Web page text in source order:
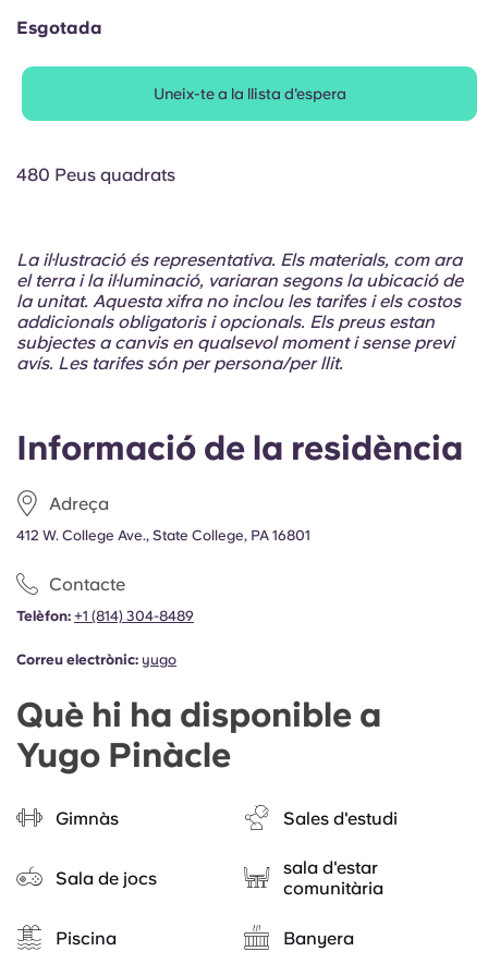
Portuguese
Informació de la residència
Adreça
412 W. College Ave., State College, PA 16801
Contacte
Telèfon: +1 (814) 304-8489
Correu electrònic: yugo
Què hi ha disponible a
Yugo Pinàcle
Gimnàs Sales d'estudi
Sala de jocs
sala d'estar
comunitària
Piscina Banyera
Esgotada
Uneix-te a la llista d'espera
480 Peus quadrats
La il·lustració és representativa. Els materials, com ara
el terra i la il·luminació, variaran segons la ubicació de
la unitat. Aquesta xifra no inclou les tarifes i els costos
addicionals obligatoris i opcionals. Els preus estan
subjectes a canvis en qualsevol moment i sense previ
avís. Les tarifes són per persona/per llit.